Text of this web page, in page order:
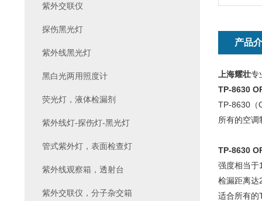
产品
上海耀壮专
TP-8630
TP-8630（
所有的空
TP-8630
强度相当于
检漏距离达
适合所有的
紫外交联仪
探伤黑光灯
紫外线黑光灯
黑白光两用照度计
荧光灯，液体检漏剂
紫外线灯-探伤灯-黑光灯
管式紫外灯，表面检查灯
紫外线观察箱，透射台
紫外交联仪，分子杂交箱